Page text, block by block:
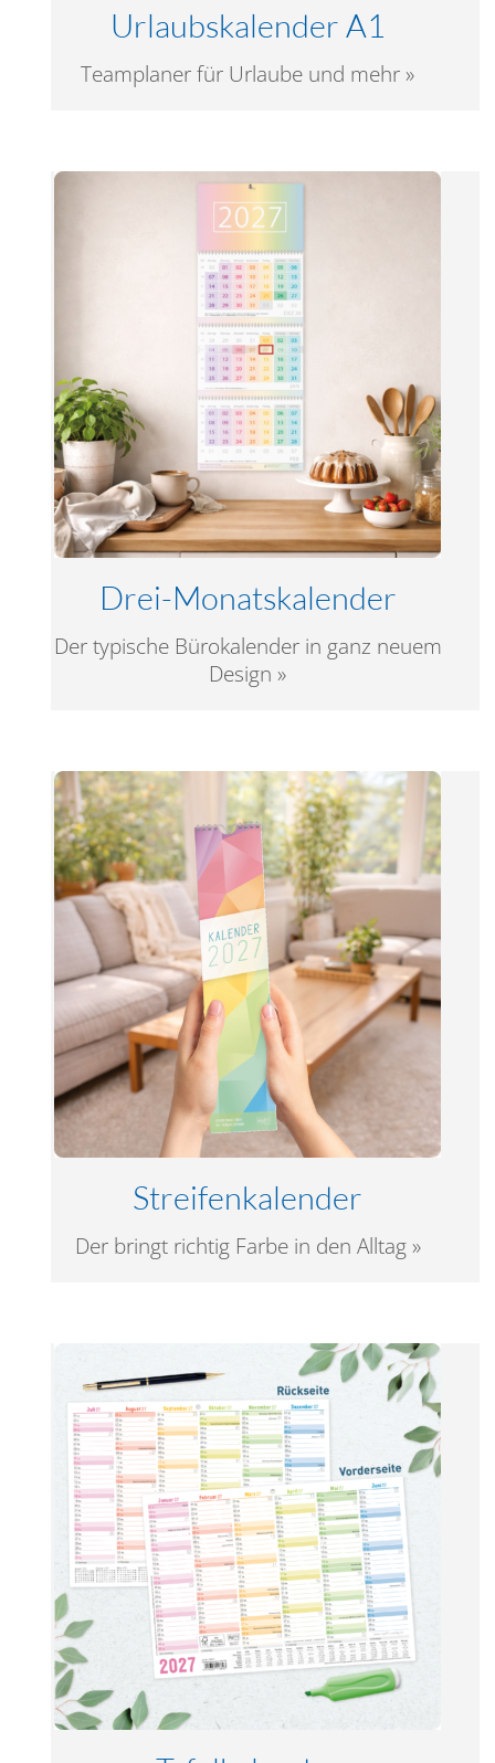
Urlaubskalender A1
Teamplaner für Urlaube und mehr »
Drei-Monatskalender
Der typische Bürokalender in ganz neuem
Design »
Streifenkalender
Der bringt richtig Farbe in den Alltag »